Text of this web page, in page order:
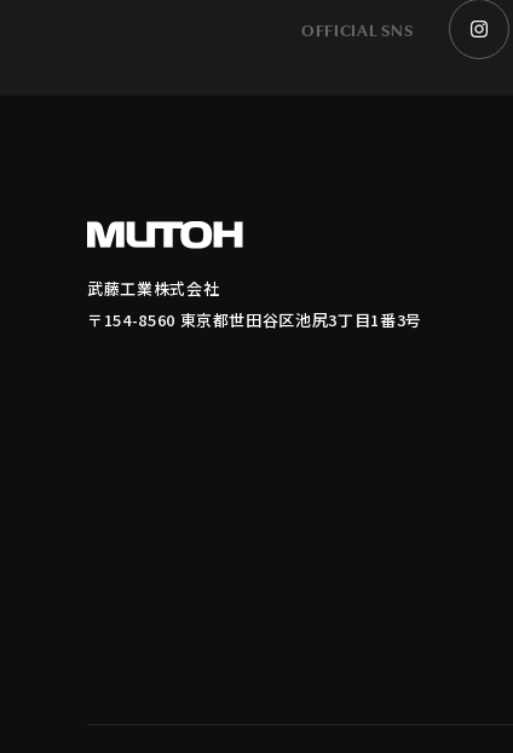
OFFICIAL SNS
武藤工業株式会社
〒154-8560 東京都世田谷区池尻3丁目1番3号